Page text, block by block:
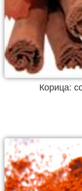
Корица: